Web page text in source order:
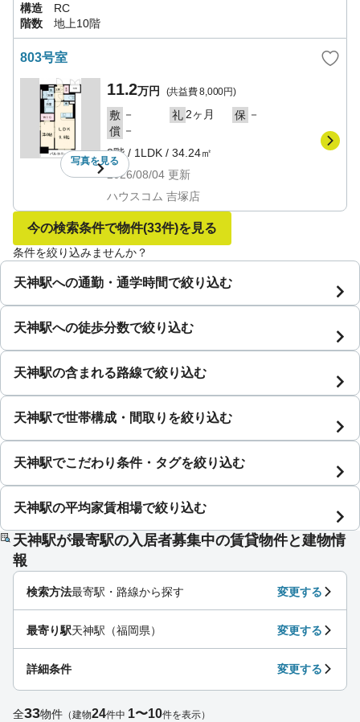
構造
RC
階数
地上10階
803号室
写真を見る
11.2万円 (共益費8,000円)
敷 － 礼 2ヶ月 保 －
償 －
8階/ 1LDK / 34.24㎡
2026/08/04 更新
ハウスコム 吉塚店
今の検索条件で物件(33件)を見る
条件を絞り込みませんか？
天神駅への通勤・通学時間で絞り込む
天神駅への徒歩分数で絞り込む
天神駅の含まれる路線で絞り込む
天神駅で世帯構成・間取りを絞り込む
天神駅でこだわり条件・タグを絞り込む
天神駅の平均家賃相場で絞り込む
天神駅が最寄駅の入居者募集中の賃貸物件と建物情
報
検索方法最寄駅・路線から探す 変更する
最寄り駅天神駅（福岡県） 変更する
詳細条件 変更する
全33物件 （建物24件中 1〜10件を表示）